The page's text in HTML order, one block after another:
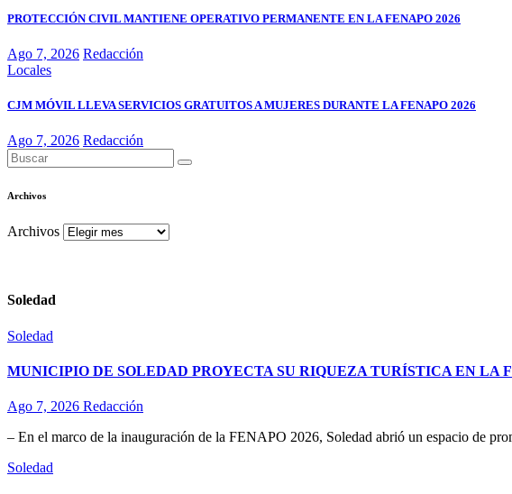
PROTECCIÓN CIVIL MANTIENE OPERATIVO PERMANENTE EN LA FENAPO 2026
Ago 7, 2026 Redacción
Locales
CJM MÓVIL LLEVA SERVICIOS GRATUITOS A MUJERES DURANTE LA FENAPO 2026
Ago 7, 2026 Redacción
Archivos
Archivos
Soledad
Soledad
MUNICIPIO DE SOLEDAD PROYECTA SU RIQUEZA TURÍSTICA EN LA
Ago 7, 2026 Redacción
– En el marco de la inauguración de la FENAPO 2026, Soledad abrió un espacio de
Soledad